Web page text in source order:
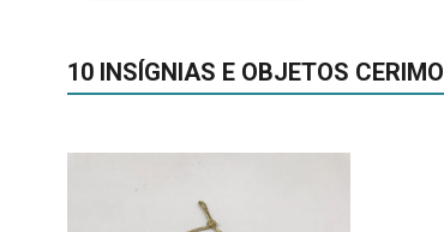
10 INSÍGNIAS E OBJETOS